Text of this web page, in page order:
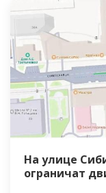
На улице
ограничат